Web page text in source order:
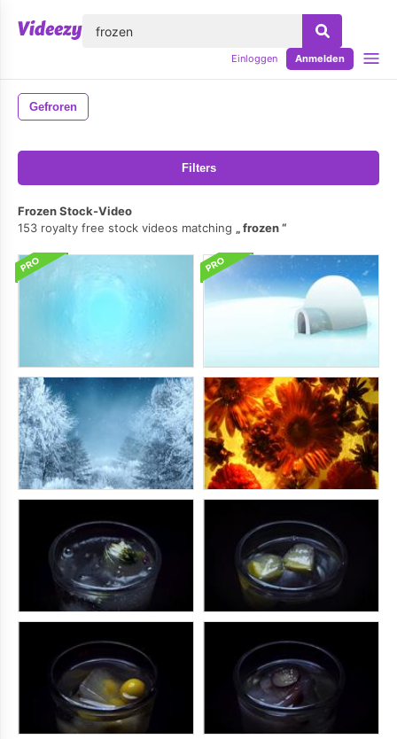
Einloggen Anmelden
Gefroren
Filters
Frozen Stock-Video
153 royalty free stock videos matching
frozen